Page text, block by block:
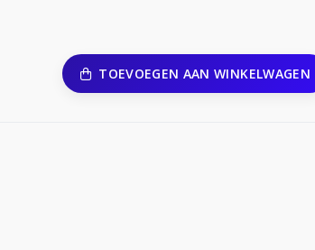
TOEVOEGEN AAN WINKELWAGEN